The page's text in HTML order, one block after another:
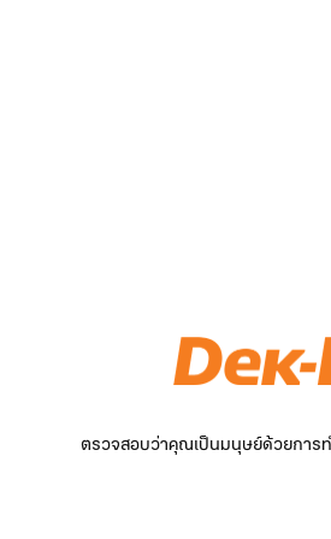
ตรวจสอบว่าคุณเป็นมนุษย์ด้วยการท